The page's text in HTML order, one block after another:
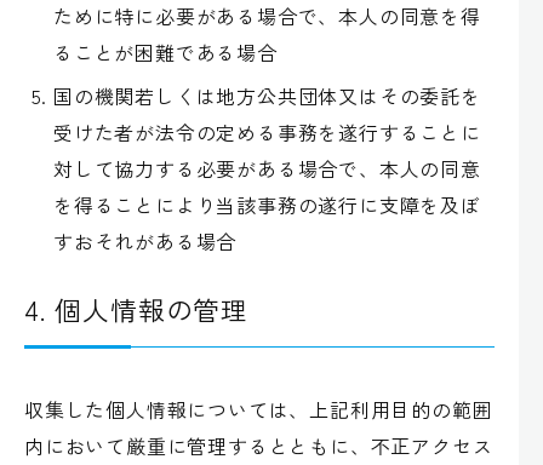
ために特に必要がある場合で、本人の同意を得
ることが困難である場合
国の機関若しくは地方公共団体又はその委託を
受けた者が法令の定める事務を遂行することに
対して協力する必要がある場合で、本人の同意
を得ることにより当該事務の遂行に支障を及ぼ
すおそれがある場合
4. 個人情報の管理
収集した個人情報については、上記利用目的の範囲
内において厳重に管理するとともに、不正アクセス